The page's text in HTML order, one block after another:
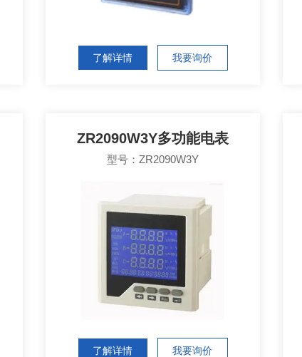
了解详情 我要询价
ZR2090W3Y多功能电表
型号：ZR2090W3Y
了解详情 我要询价